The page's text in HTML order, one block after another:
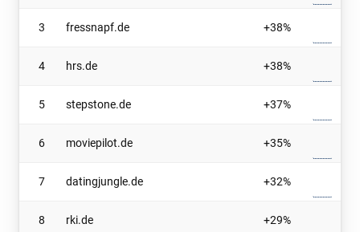
3 fressnapf.de +38%
4 hrs.de +38%
5 stepstone.de +37%
6 moviepilot.de +35%
7 datingjungle.de +32%
8 rki.de +29%